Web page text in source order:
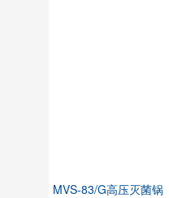
MVS-83/G高压灭菌锅